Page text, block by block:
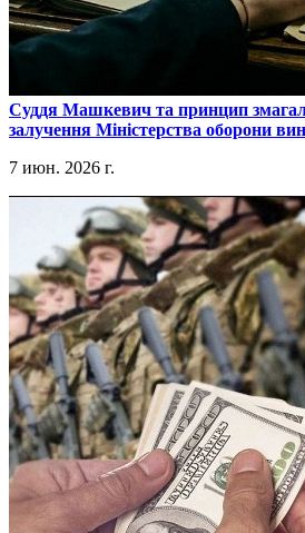
​Суддя Машкевич та принцип
залучення Міністерства оборони
7 июн. 2026 г.